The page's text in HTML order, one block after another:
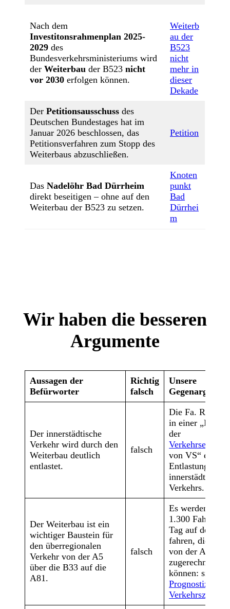
Nach dem
Investitonsrahmenplan 2025-
2029 des
Bundesverkehrsministeriums wird
der Weiterbau der B523 nicht
vor 2030 erfolgen können.
Weiterb
au der
B523
nicht
mehr in
dieser
Dekade
Der Petitionsausschuss des
Deutschen Bundestages hat im
Januar 2026 beschlossen, das
Petitionsverfahren zum Stopp des
Weiterbaus abzuschließen.
Petition
Das Nadelöhr Bad Dürrheim
direkt beseitigen – ohne auf den
Weiterbau der B523 zu setzen.
Knoten
punkt
Bad
Dürrhei
m
Wir haben die besseren
Argumente
Aussagen der
Befürworter
Richtig
falsch
Unsere
Der innerstädtische
Verkehr wird durch den
Weiterbau deutlich
entlastet.
falsch
Die Fa. Rapp
in einer
der
von VS“ eine
Entlastung des
innerstädtischen
Verkehrs.
Der Weiterbau ist ein
wichtiger Baustein für
den überregionalen
Verkehr von der A5
über die B33 auf die
A81.
falsch
Es werden
1.300
Tag auf der
fahren, die dem
von der A 5 auf
zugerechnet
können: siehe
Prognostizierte
Verkehrszahlen